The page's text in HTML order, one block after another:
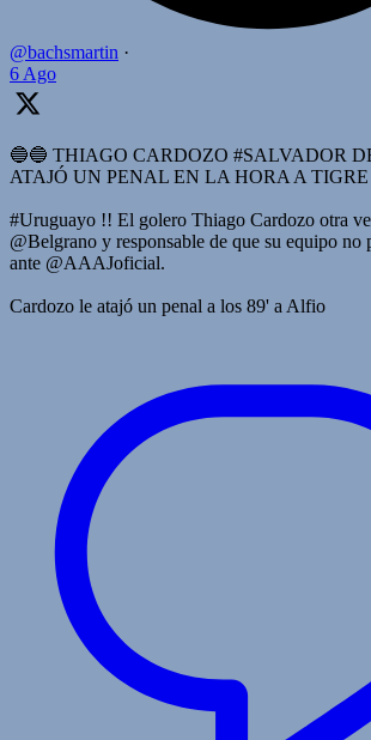
@bachsmartin ·
6 Ago
🔵🔵 THIAGO CARDOZO #SALVADOR
ATAJÓ UN PENAL EN LA HORA A
#Uruguayo !! El golero Thiago Cardozo otra
@Belgrano y responsable de que su equipo no
ante @AAAJoficial.
Cardozo le atajó un penal a los 89' a Alfio